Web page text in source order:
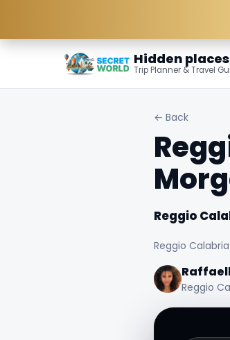
Hidden
Trip Planner & Travel
← Back
Reggio
Reggio
Reggio